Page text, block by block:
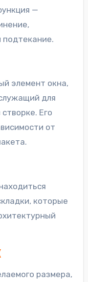
—
элемент окна,
для
Его
от
которые
размера,